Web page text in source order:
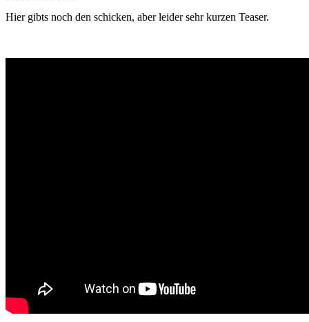
Hier gibts noch den schicken, aber leider sehr kurzen Teaser.